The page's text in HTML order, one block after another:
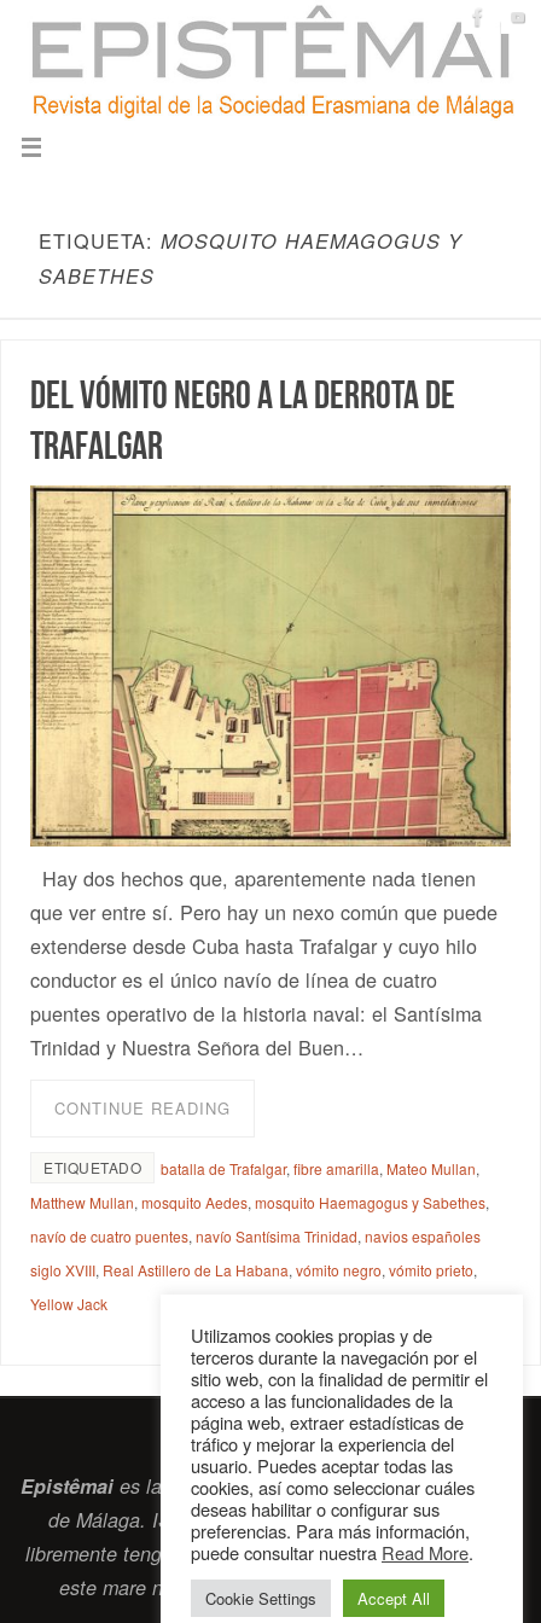
ETIQUETA: MOSQUITO HAEMAGOGUS Y
SABETHES
Del vómito negro a la derrota de
Trafalgar
Hay dos hechos que, aparentemente nada tienen
que ver entre sí. Pero hay un nexo común que puede
extenderse desde Cuba hasta Trafalgar y cuyo hilo
conductor es el único navío de línea de cuatro
puentes operativo de la historia naval: el Santísima
Trinidad y Nuestra Señora del Buen…
CONTINUE READING
ETIQUETADO batalla de Trafalgar,fibre amarilla, Mateo Mullan,
Matthew Mullan,mosquito Aedes,mosquito Haemagogus y Sabethes,
navío de cuatro puentes,navío Santísima Trinidad,navios españoles
siglo XVIII, Real Astillero de La Habana,vómito negro,vómito prieto,
Yellow Jack
Epistêmaies la revista digital de la Sociedad Erasmiana
de Málaga. ISSN 2697-2468. Bienvenidos cuantos
libremente tengan algo que intercambiar navegando por
este mare nostrumque es el océano erasmiano.
Utilizamos cookies propias y de
terceros durante la navegación por el
sitio web, con la finalidad de permitir el
acceso a las funcionalidades de la
página web, extraer estadísticas de
tráfico y mejorar la experiencia del
usuario. Puedes aceptar todas las
cookies, así como seleccionar cuáles
deseas habilitar o configurar sus
preferencias. Para más información,
puede consultar nuestra Read More.
Cookie Settings Accept All